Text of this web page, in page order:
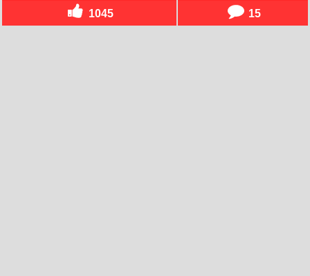
1045 15